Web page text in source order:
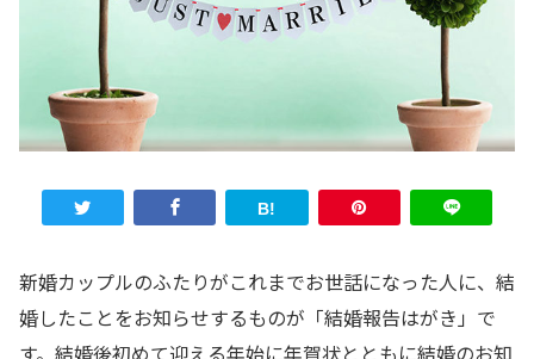
新婚カップルのふたりがこれまでお世話になった人に、結
婚したことをお知らせするものが「結婚報告はがき」で
す。結婚後初めて迎える年始に年賀状とともに結婚のお知